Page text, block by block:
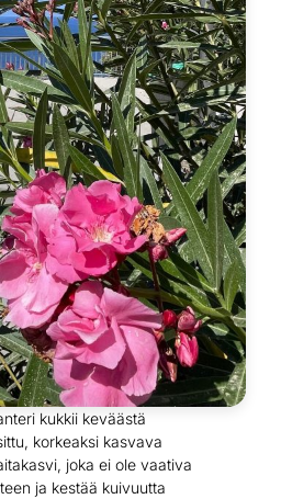
kukkii keväästä
korkeaksi kasvava
joka ei ole vaativa
ja kestää kuivuutta